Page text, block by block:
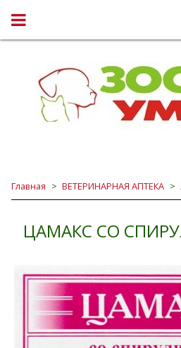
Главная ВЕТЕРИНАРНАЯ АПТЕКА
ЦАМАКС СО